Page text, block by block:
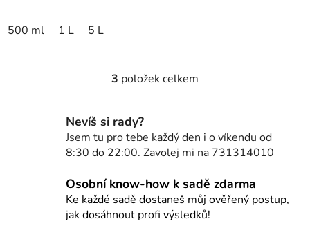
500 ml 1 L 5 L
O
á
d
a
í
p
r
3 položek celkem
Nevíš si rady?
Jsem tu pro tebe každý den i o víkendu od
8:30 do 22:00. Zavolej mi na 731314010
Osobní know-how k sadě zdarma
Ke každé sadě dostaneš můj ověřený postup,
jak dosáhnout profi výsledků!